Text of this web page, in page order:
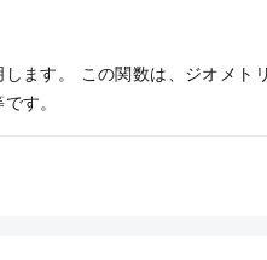
します。 この関数は、ジオメト
す。